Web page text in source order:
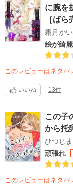
に腕を
［ばら
霜月か
絵が綺
このレビューはネタバ
いいね 13件
この子
から托
ひつじ
頑張れ
このレビューはネタバ